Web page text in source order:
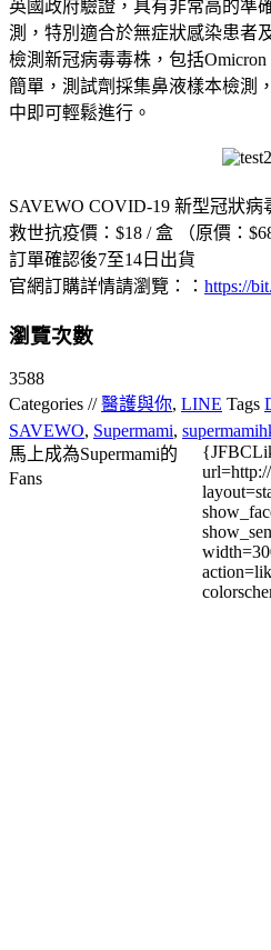
英國政府驗證，具有非常高的準
測，特別適合於無症狀感染患者
檢測新冠病毒毒株，包括
簡單，測試劑採集鼻液樣本檢測
中即可輕鬆進行。
SAVEWO COVID-19 新型冠狀病
救世抗疫價：$18 / 盒 （原價：
訂單確認後7至14日出貨
官網訂購詳情請瀏覽：： https://
瀏覽次數
3588
Categories //醫護與你, LINE Tags
SAVEWO, Supermami,
馬上成為Supermami的
Fans